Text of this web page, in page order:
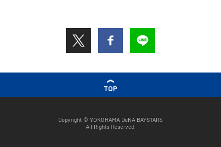
TOP
Copyright © YOKOHAMA DeNA BAYSTARS
All Rights Reserved.